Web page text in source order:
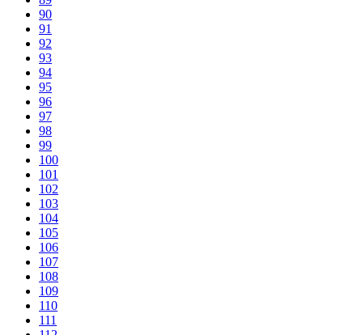
90
91
92
93
94
95
96
97
98
99
100
101
102
103
104
105
106
107
108
109
110
111